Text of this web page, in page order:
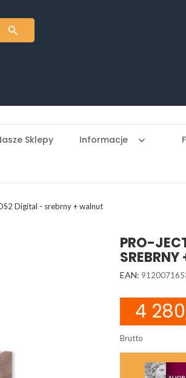

Sklepy Informacje keyboard_arrow_down
Digital - srebrny + walnut
PRO-
EAN:
4
Brutto